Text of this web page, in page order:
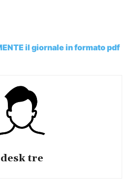
il giornale in formato pdf
desk tre